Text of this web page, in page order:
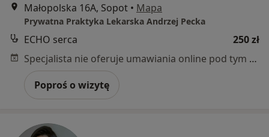
Małopolska 16A, Sopot • Mapa
Prywatna Praktyka Lekarska Andrzej Pecka
ECHO serca
250 zł
Specjalista nie oferuje umawiania online pod tym adresem.
Poproś o wizytę